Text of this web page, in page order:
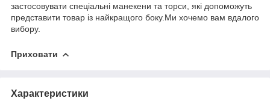
застосовувати спеціальні манекени та торси, які допоможуть
представити товар із найкращого боку.Ми хочемо вам вдалого
вибору.
Приховати
Характеристики